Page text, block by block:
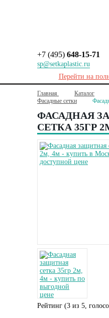
+7 (495) 648-15-71
sp@setkaplastic.ru
Перейти на
Главная Каталог
Фасадные сетки
ФАСАДНАЯ
СЕТКА 35ГР
Рейтинг (3 из 5,